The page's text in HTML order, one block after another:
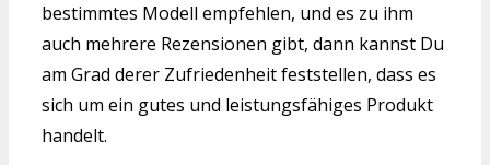
bestimmtes Modell empfehlen, und es zu ihm
auch mehrere Rezensionen gibt, dann kannst Du
am Grad derer Zufriedenheit feststellen, dass es
sich um ein gutes und leistungsfähiges Produkt
handelt.